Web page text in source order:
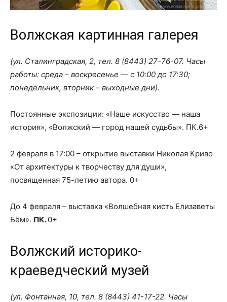
Волжская картинная галерея
(ул. Сталинградская, 2, тел. 8 (8443) 27-76-07. Часы
работы: среда – воскресенье — с 10:00 до 17:30;
понедельник, вторник – выходные дни).
Постоянные экспозиции: «Наше искусство — наша
история», «Волжский — город нашей судьбы». ПК.6+
2 февраля в 17:00 – открытие выставки Николая Криво
«От архитектуры к творчеству для души»,
посвященная 75-летию автора. 0+
До 4 февраля – выставка «Волшебная кисть Елизаветы
Бём». ПК.0+
Волжский историко-
краеведческий музей
(ул. Фонтанная, 10, тел. 8 (8443) 41-17-22. Часы